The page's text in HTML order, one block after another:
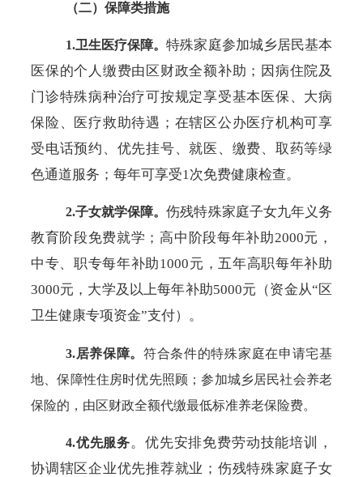
（二）保障类措施
1.卫生医疗保障。特殊家庭参加城乡居民基本
医保的个人缴费由区财政全额补助；因病住院及
门诊特殊病种治疗可按规定享受基本医保、大病
保险、医疗救助待遇；在辖区公办医疗机构可享
受电话预约、优先挂号、就医、缴费、取药等绿
色通道服务；每年可享受1次免费健康检查。
2.子女就学保障。伤残特殊家庭子女九年义务
教育阶段免费就学；高中阶段每年补助2000元，
中专、职专每年补助1000元，五年高职每年补助
3000元，大学及以上每年补助5000元（资金从“区
卫生健康专项资金”支付）。
3.居养保障。符合条件的特殊家庭在申请宅基
地、保障性住房时优先照顾；参加城乡居民社会养老
保险的，由区财政全额代缴最低标准养老保险费。
4.优先服务。优先安排免费劳动技能培训，
协调辖区企业优先推荐就业；伤残特殊家庭子女